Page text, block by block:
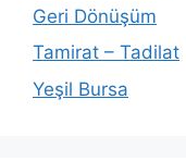
Geri Dönüşüm
Tamirat – Tadilat
Yeşil Bursa